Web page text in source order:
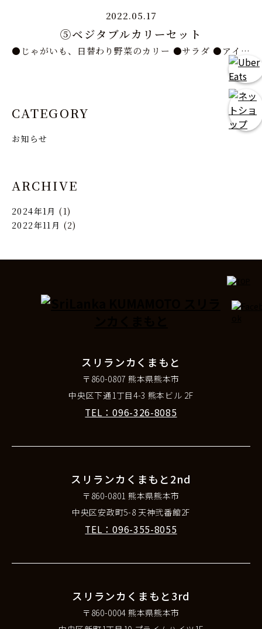
2022.05.17
⑤ベジタブルカリーセット
●じゃがいも、日替わり野菜のカリー ●サラダ ●アイス
クリーム ●セイロンティー（アイス or ホット） ※＋
200円でドリンクをマンゴーラッシーに変更できます た
くさんの季節の野菜をココナッツで煮込んだ優しいカレ
CATEGORY
お知らせ
ARCHIVE
2024年1月 (1)
2022年11月 (2)
スリランカくまもと
〒860-0807 熊本県熊本市
中央区下通1丁目4-3 熊本ビル 2F
TEL：096-326-8085
スリランカくまもと2nd
〒860-0801 熊本県熊本市
中央区安政町5-8 天神弐番館2F
TEL：096-355-8055
スリランカくまもと3rd
〒860-0004 熊本県熊本市